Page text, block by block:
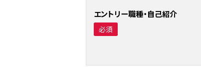
エントリー職種・自己紹介
必須